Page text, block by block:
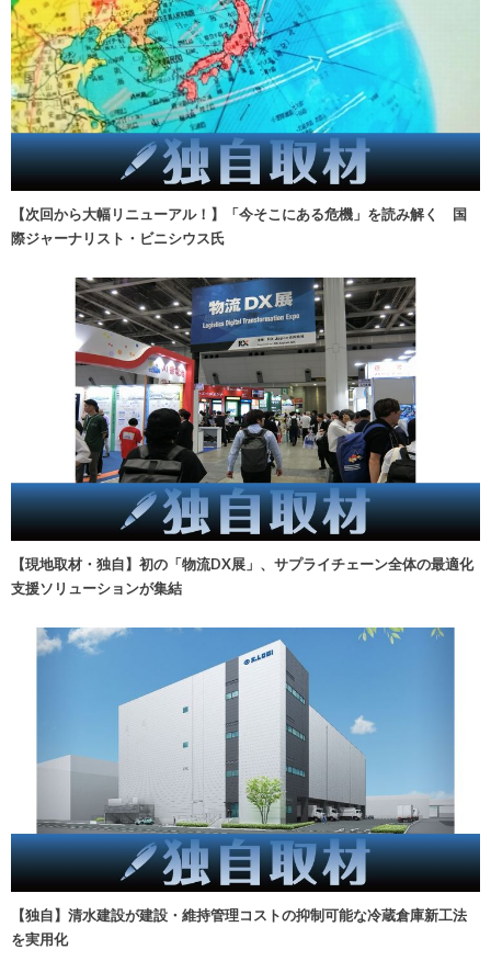
【次回から大幅リニューアル！】「今そこにある危機」を読み解く 国
際ジャーナリスト・ビニシウス氏
【現地取材・独自】初の「物流DX展」、サプライチェーン全体の最適化
支援ソリューションが集結
【独自】清水建設が建設・維持管理コストの抑制可能な冷蔵倉庫新工法
を実用化